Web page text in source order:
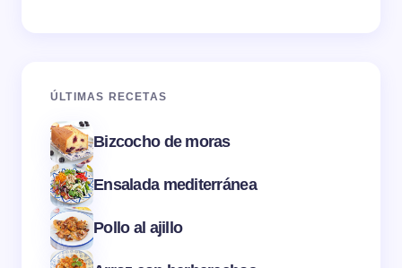
ÚLTIMAS RECETAS
Bizcocho de moras
Ensalada mediterránea
Pollo al ajillo